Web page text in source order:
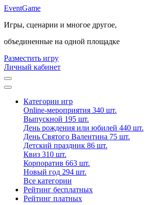
EventGame
Игры, сценарии и многое другое,
объединенные на одной площадке
Разместить игру
Личный кабинет
Категории игр
Online-мероприятия 340 шт.
Выпускной 195 шт.
День рождения или юбилей 440 шт.
День Святого Валентина 75 шт.
Детский праздник 86 шт.
Квиз 310 шт.
Корпоратив 663 шт.
Новый год 294 шт.
Все категории
Рейтинг бесплатных
Рейтинг платных